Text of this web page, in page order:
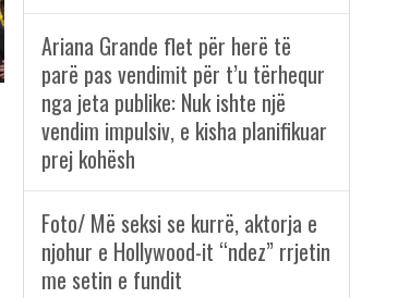
Ariana Grande flet për herë të
parë pas vendimit për t’u tërhequr
nga jeta publike: Nuk ishte një
vendim impulsiv, e kisha planifikuar
prej kohësh
Foto/ Më seksi se kurrë, aktorja e
njohur e Hollywood-it “ndez” rrjetin
me setin e fundit